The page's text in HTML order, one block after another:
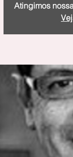
Atingimos